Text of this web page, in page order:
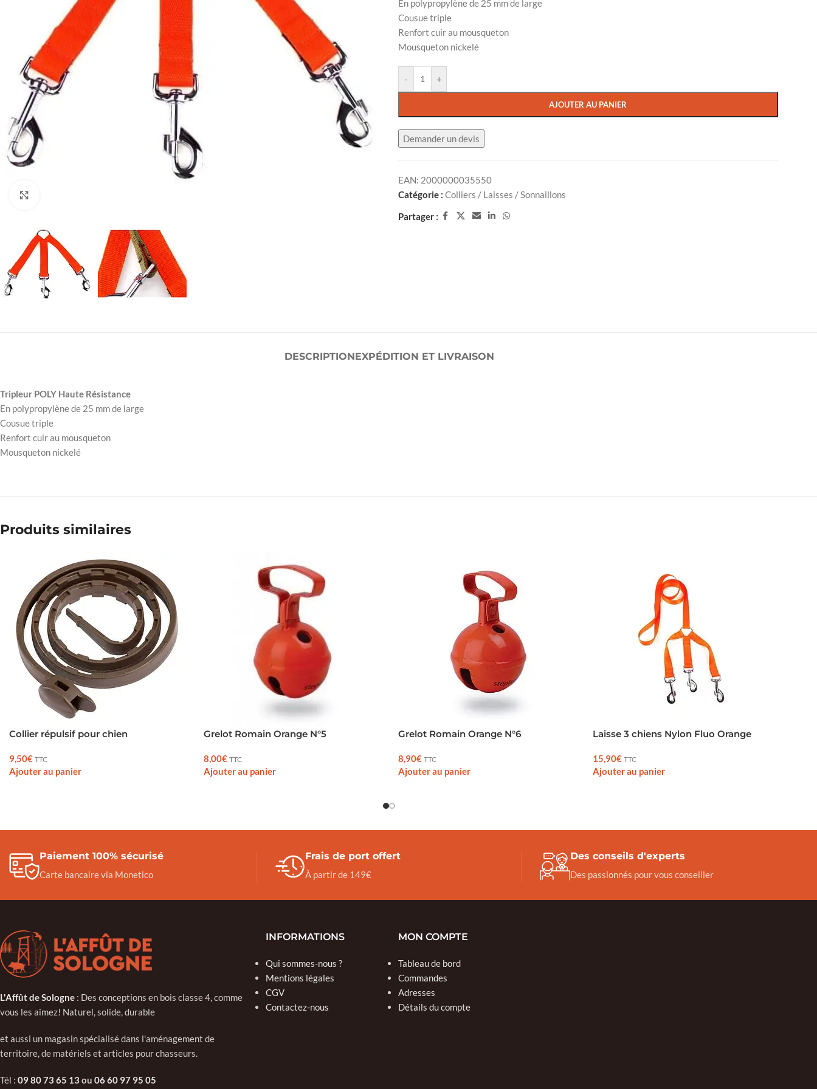
En polypropylène de 25 mm de large
Cousue triple
Renfort cuir au mousqueton
Mousqueton nickelé
- +
AJOUTER AU PANIER
Demander un devis
EAN: 2000000035550
Catégorie : Colliers / Laisses / Sonnaillons
Partager :
DESCRIPTIONEXPÉDITION ET LIVRAISON
Tripleur POLY Haute Résistance
En polypropylène de 25 mm de large
Cousue triple
Renfort cuir au mousqueton
Mousqueton nickelé
Produits similaires
Collier répulsif pour chien
9,50€ TTC
Ajouter au panier
Grelot Romain Orange N°5
8,00€ TTC
Ajouter au panier
Grelot Romain Orange N°6
8,90€ TTC
Ajouter au panier
Laisse 3 chiens Nylon Fluo Orange
15,90€ TTC
Ajouter au panier
Paiement 100% sécurisé
Carte bancaire via Monetico
Frais de port offert
À partir de 149€
Des conseils d'experts
Des passionnés pour vous conseiller
L'Affût de Sologne : Des conceptions en bois classe 4, comme
vous les aimez! Naturel, solide, durable
et aussi un magasin spécialisé dans l'aménagement de
territoire, de matériels et articles pour chasseurs.
Tél : 09 80 73 65 13ou 06 60 97 95 05
INFORMATIONS
Qui sommes-nous ?
Mentions légales
CGV
Contactez-nous
MON COMPTE
Tableau de bord
Commandes
Adresses
Détails du compte